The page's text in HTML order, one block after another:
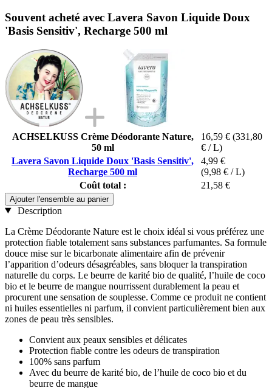
Souvent acheté avec Lavera Savon Liquide Doux
'Basis Sensitiv', Recharge 500 ml
ACHSELKUSS Crème Déodorante Nature,
50 ml
16,59 € (331,80
€ / L)
Lavera Savon Liquide Doux 'Basis Sensitiv',
Recharge 500 ml
4,99 €
(9,98 € / L)
Coût total :
21,58 €
Ajouter l'ensemble au panier
Description
La Crème Déodorante Nature est le choix idéal si vous préférez une
protection fiable totalement sans substances parfumantes. Sa formule
douce mise sur le bicarbonate alimentaire afin de prévenir
l’apparition d’odeurs désagréables, sans bloquer la transpiration
naturelle du corps. Le beurre de karité bio de qualité, l’huile de coco
bio et le beurre de mangue nourrissent durablement la peau et
procurent une sensation de souplesse. Comme ce produit ne contient
ni huiles essentielles ni parfum, il convient particulièrement bien aux
zones de peau très sensibles.
Convient aux peaux sensibles et délicates
Protection fiable contre les odeurs de transpiration
100% sans parfum
Avec du beurre de karité bio, de l’huile de coco bio et du
beurre de mangue